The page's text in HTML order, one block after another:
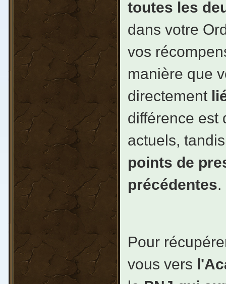
toutes les
dans votre
vos
manière que
directement
différence est
actuels,
points de
précédentes.
Pour
vous vers